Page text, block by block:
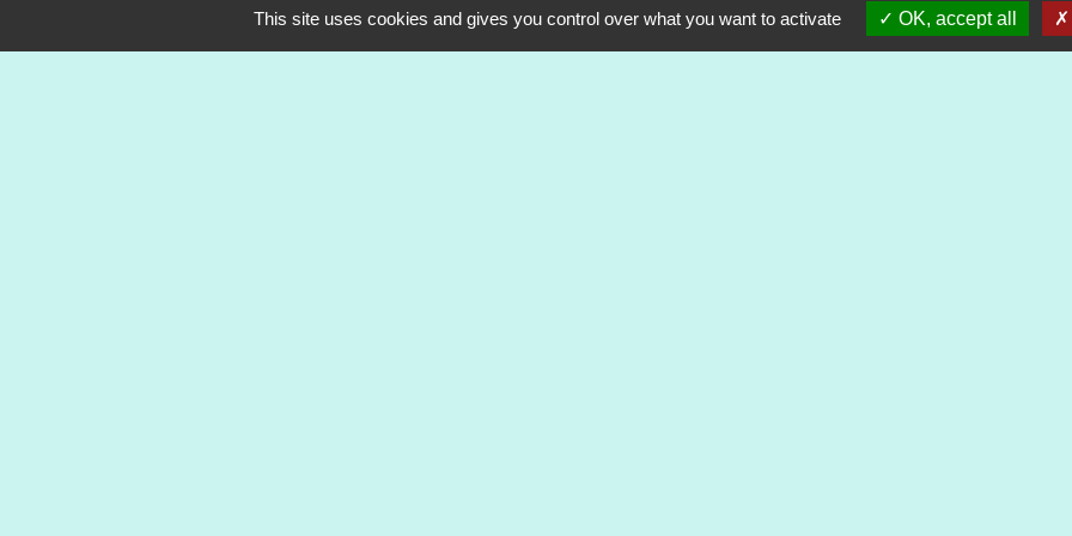
11 rue de Belfort
68990 Heimsbrunn - FRANCE
This site uses cookies and gives you control over what you want to activate OK, accept all